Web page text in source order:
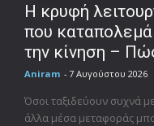
Η κρυφή
που καταπολεμά
την κίνηση –
Aniram - 7 Αυγούστου 2026
Όσοι ταξιδεύουν συχνά
άλλα μέσα μεταφοράς